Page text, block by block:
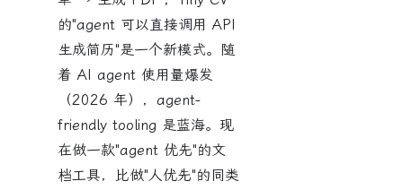
的"agent 可以直接调用 API
生成简历"是一个新模式。随
着 AI agent 使用量爆发
（2026 年），agent-
friendly tooling 是蓝海。现
在做一款"agent 优先"的文
档工具，比做"人优先"的同类